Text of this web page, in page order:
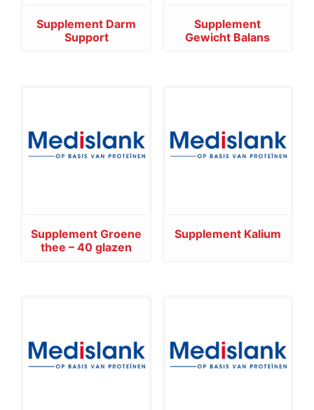
Supplement Darm
Support
Supplement
Gewicht Balans
Supplement Groene
thee – 40 glazen
Supplement Kalium